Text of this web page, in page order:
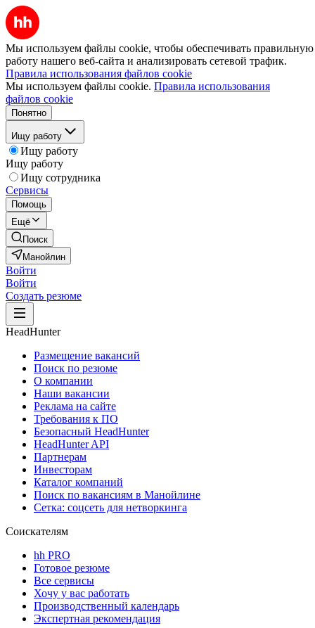
Мы используем файлы cookie, чтобы обеспечивать правильную
работу нашего веб-сайта и анализировать сетевой трафик.
Правила использования файлов cookie
Мы используем файлы cookie. Правила использования
файлов cookie
Понятно
Ищу работу
Ищу работу
Ищу работу
Ищу сотрудника
Сервисы
Помощь
Ещё
Поиск
Манойлин
Войти
Войти
Создать резюме
HeadHunter
Размещение вакансий
Поиск по резюме
О компании
Наши вакансии
Реклама на сайте
Требования к ПО
Безопасный HeadHunter
HeadHunter API
Партнерам
Инвесторам
Каталог компаний
Поиск по вакансиям в Манойлине
Сетка: соцсеть для нетворкинга
Соискателям
hh PRO
Готовое резюме
Все сервисы
Хочу у вас работать
Производственный календарь
Экспертная рекомендация